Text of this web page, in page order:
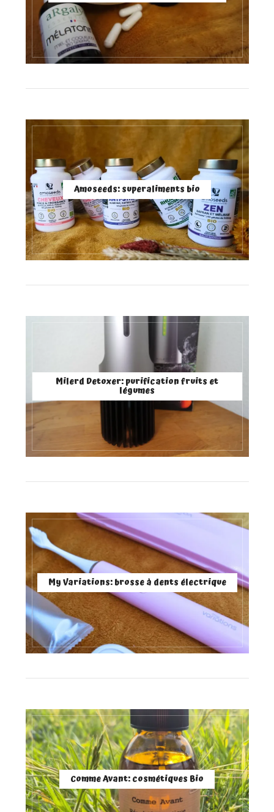
Amoseeds: superaliments bio
Milerd Detoxer: purification fruits et
légumes
My Variations: brosse à dents électrique
Comme Avant: cosmétiques Bio